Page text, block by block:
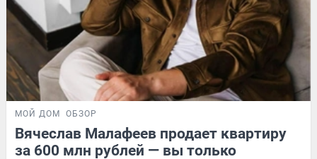
МОЙ ДОМ ОБЗОР
Вячеслав Малафеев продает квартиру
за 600 млн рублей — вы только